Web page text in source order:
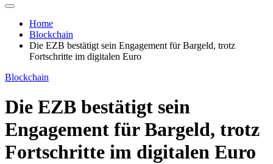
Home
Blockchain
Die EZB bestätigt sein Engagement für Bargeld, trotz
Fortschritte im digitalen Euro
Blockchain
Die EZB bestätigt sein
Engagement für Bargeld, trotz
Fortschritte im digitalen Euro